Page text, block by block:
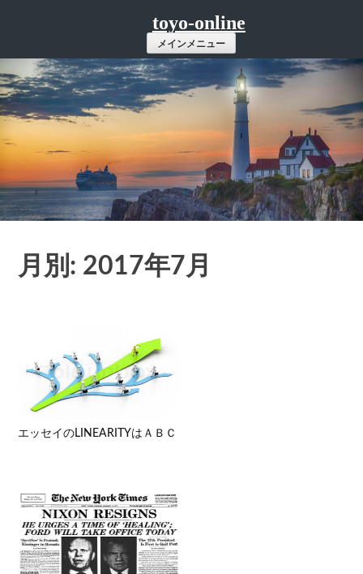
ツ
へ
ス
キ
ッ
プ
toyo-online
メインメニュー
月別: 2017年7月
エッセイのLINEARITYはＡＢＣ